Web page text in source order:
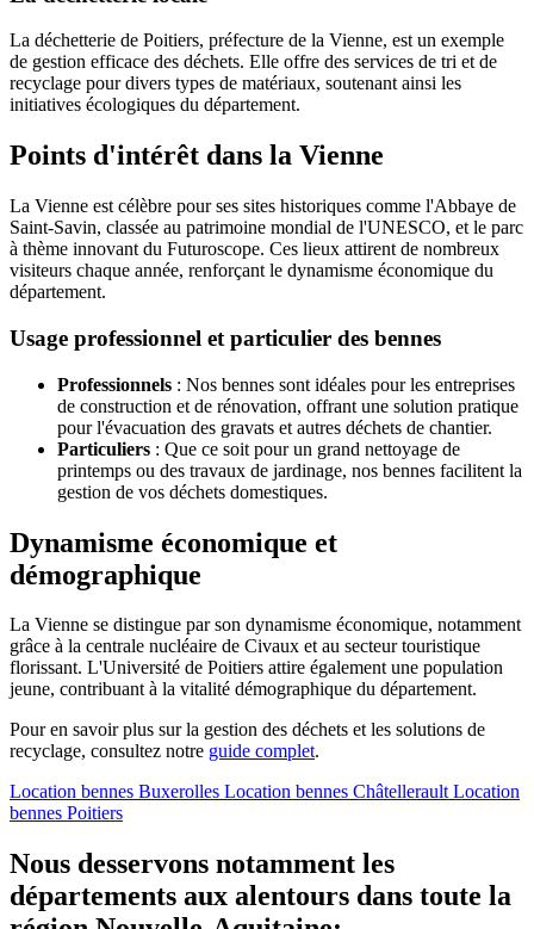
La déchetterie de Poitiers, préfecture de la Vienne, est un exemple
de gestion efficace des déchets. Elle offre des services de tri et de
recyclage pour divers types de matériaux, soutenant ainsi les
initiatives écologiques du département.
Points d'intérêt dans la Vienne
La Vienne est célèbre pour ses sites historiques comme l'Abbaye de
Saint-Savin, classée au patrimoine mondial de l'UNESCO, et le parc
à thème innovant du Futuroscope. Ces lieux attirent de nombreux
visiteurs chaque année, renforçant le dynamisme économique du
département.
Usage professionnel et particulier des bennes
Professionnels : Nos bennes sont idéales pour les entreprises
de construction et de rénovation, offrant une solution pratique
pour l'évacuation des gravats et autres déchets de chantier.
Particuliers : Que ce soit pour un grand nettoyage de
printemps ou des travaux de jardinage, nos bennes facilitent la
gestion de vos déchets domestiques.
Dynamisme économique et
démographique
La Vienne se distingue par son dynamisme économique, notamment
grâce à la centrale nucléaire de Civaux et au secteur touristique
florissant. L'Université de Poitiers attire également une population
jeune, contribuant à la vitalité démographique du département.
Pour en savoir plus sur la gestion des déchets et les solutions de
recyclage, consultez notre guide complet.
Location bennes Buxerolles Location bennes Châtellerault Location
bennes Poitiers
Nous desservons notamment les
départements aux alentours dans toute la